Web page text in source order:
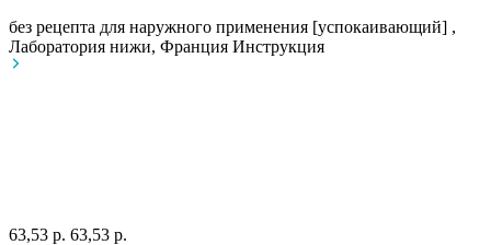
без рецепта для наружного применения [успокаивающий] ,
Лаборатория нижи, Франция Инструкция
63,53 р. 63,53 р.